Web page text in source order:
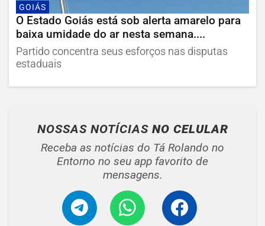
GOIÁS
O Estado Goiás está sob alerta amarelo para
baixa umidade do ar nesta semana....
Partido concentra seus esforços nas disputas
estaduais
NOSSAS NOTÍCIAS NO CELULAR
Receba as notícias do Tá Rolando no
Entorno no seu app favorito de
mensagens.